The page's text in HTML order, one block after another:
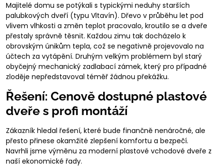
Majitelé domu se potýkali s typickými neduhy starších
palubkových dveří (typu Vltavín). Dřevo v průběhu let pod
vlivem vlhkosti a změn teplot pracovalo, kroutilo se a dveře
přestaly správně těsnit. Každou zimu tak docházelo k
obrovským únikům tepla, což se negativně projevovalo na
účtech za vytápění. Druhým velkým problémem byl starý
obyčejný mechanický zadlabací zámek, který pro případné
zloděje nepředstavoval téměř žádnou překážku.
Řešení: Cenově dostupné plastové
dveře s profi montáží
Zákazník hledal řešení, které bude finančně nenáročné, ale
přesto přinese okamžité zlepšení komfortu a bezpečí.
Navrhli jsme výměnu za moderní plastové vchodové dveře z
naší ekonomické řady.